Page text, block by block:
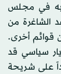
في مجلس
الشاغرة من
قوائم أخرى.
سياسي قد
على شريحة